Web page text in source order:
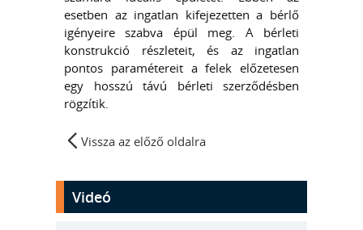
esetben az ingatlan kifejezetten a bérlő
igényeire szabva épül meg. A bérleti
konstrukció részleteit, és az ingatlan
pontos paramétereit a felek előzetesen
egy hosszú távú bérleti szerződésben
rögzítik.
Vissza az előző oldalra
Videó